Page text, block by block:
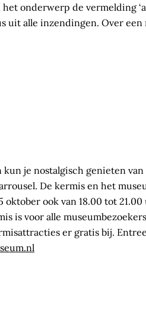
onderwerp de vermelding
uit alle inzendingen. Over
je nostalgisch genieten
De kermis en het
oktober ook van 18.00 tot
is voor alle
er gratis bij.